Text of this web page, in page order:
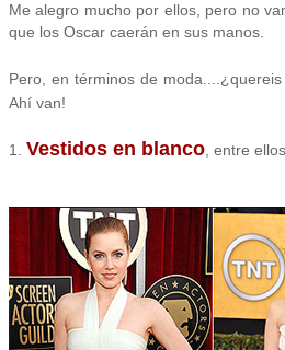
Me alegro mucho por ellos, pero no
que los Oscar caerán en sus manos.
Pero, en términos de
Ahí van!
1. Vestidos en blanco , entre